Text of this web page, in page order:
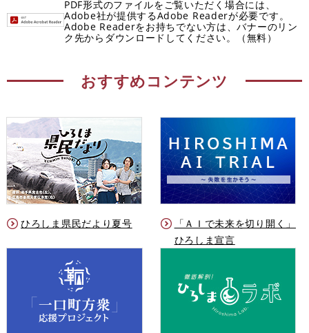
PDF形式のファイルをご覧いただく場合には、
Adobe社が提供するAdobe Readerが必要です。
Adobe Readerをお持ちでない方は、バナーのリン
ク先からダウンロードしてください。（無料）
おすすめコンテンツ
ひろしま県民だより夏号
「ＡＩで未来を切り開く」
ひろしま宣言